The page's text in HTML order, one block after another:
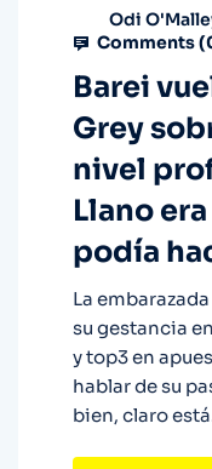
Odi
Comments (
Barei
Grey
nivel
Llano
podía
La
su gestancia
y top3 en
hablar de su
bien, claro